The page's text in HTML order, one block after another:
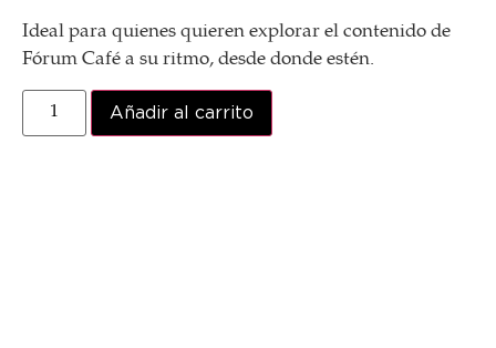
Ideal para quienes quieren explorar el contenido de
Fórum Café a su ritmo, desde donde estén.
Añadir al carrito